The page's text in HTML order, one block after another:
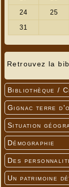
Retrouvez la
Bibliothèque /
Gignac terre
Situation
Démographie
Des
Un patrimoine